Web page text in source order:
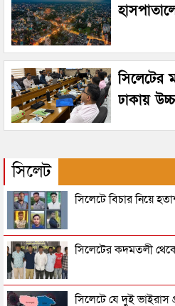
সিলেটের
ঢাকায়
সিলেট
সিলেটে বিচার নিয়ে
সিলেটের কদমতলী
সিলেটে যে দুই ভাইরাস